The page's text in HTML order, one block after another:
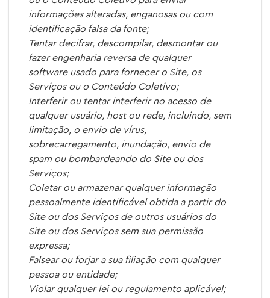
informações alteradas, enganosas ou com
identificação falsa da fonte;
Tentar decifrar, descompilar, desmontar ou
fazer engenharia reversa de qualquer
software usado para fornecer o Site, os
Serviços ou o Conteúdo Coletivo;
Interferir ou tentar interferir no acesso de
qualquer usuário, host ou rede, incluindo, sem
limitação, o envio de vírus,
sobrecarregamento, inundação, envio de
spam ou bombardeando do Site ou dos
Serviços;
Coletar ou armazenar qualquer informação
pessoalmente identificável obtida a partir do
Site ou dos Serviços de outros usuários do
Site ou dos Serviços sem sua permissão
expressa;
Falsear ou forjar a sua filiação com qualquer
pessoa ou entidade;
Violar qualquer lei ou regulamento aplicável;